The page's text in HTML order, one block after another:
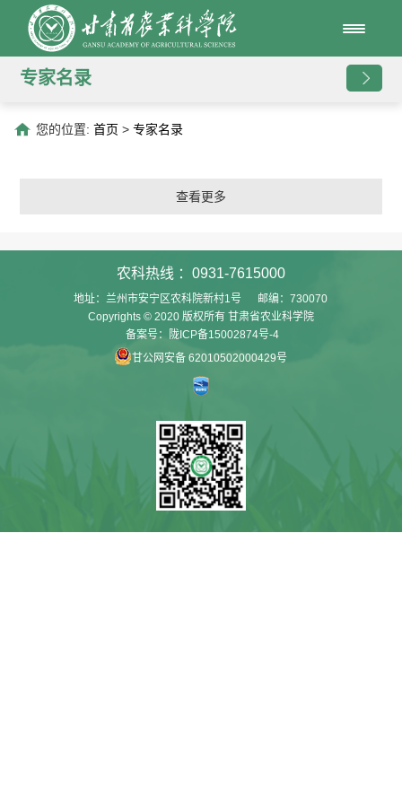
专家名录
您的位置: 首页 > 专家名录
查看更多
农科热线 ：0931-7615000
地址：兰州市安宁区农科院新村1号 邮编：730070
Copyrights © 2020 版权所有 甘肃省农业科学院
备案号：陇ICP备15002874号-4
甘公网安备 62010502000429号